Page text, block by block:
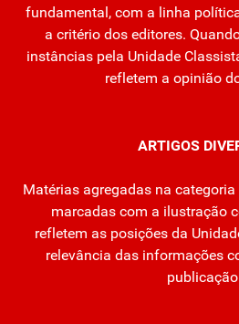
fundamental, com a linha
a critério dos editores.
instâncias pela Unidade
refletem a opinião
ARTIGOS
Matérias agregadas na
marcadas com a ilustração
refletem as posições da
relevância das informações